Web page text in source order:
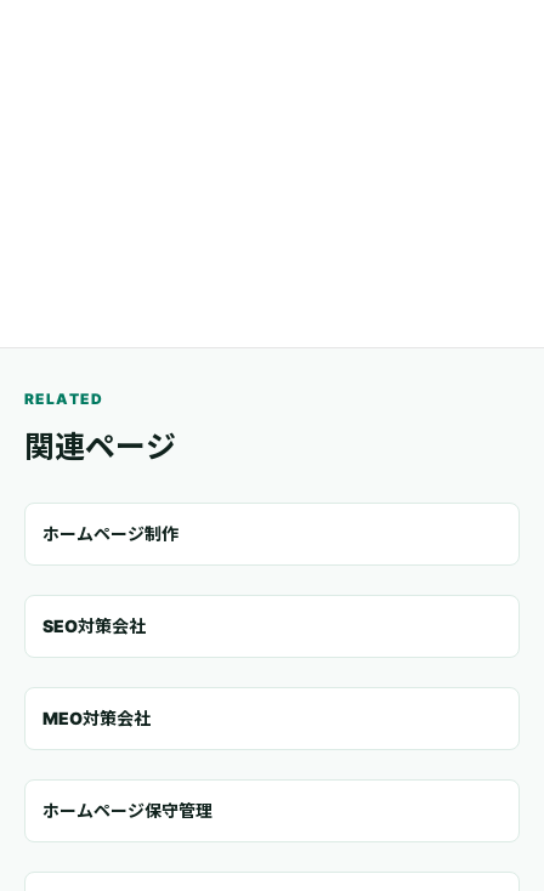
RELATED
関連ページ
ホームページ制作
SEO対策会社
MEO対策会社
ホームページ保守管理